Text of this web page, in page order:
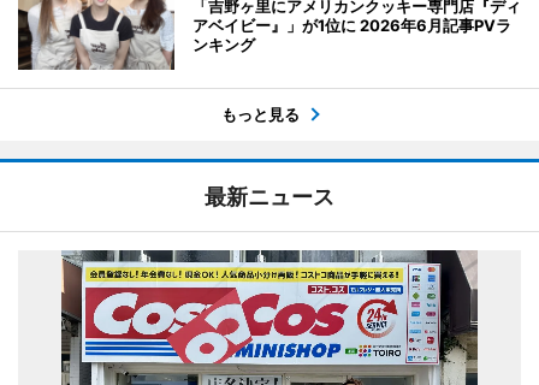
「吉野ヶ里にアメリカンクッキー専門店『ディ
アベイビー』」が1位に 2026年6月記事PVラ
ンキング
もっと見る
最新ニュース